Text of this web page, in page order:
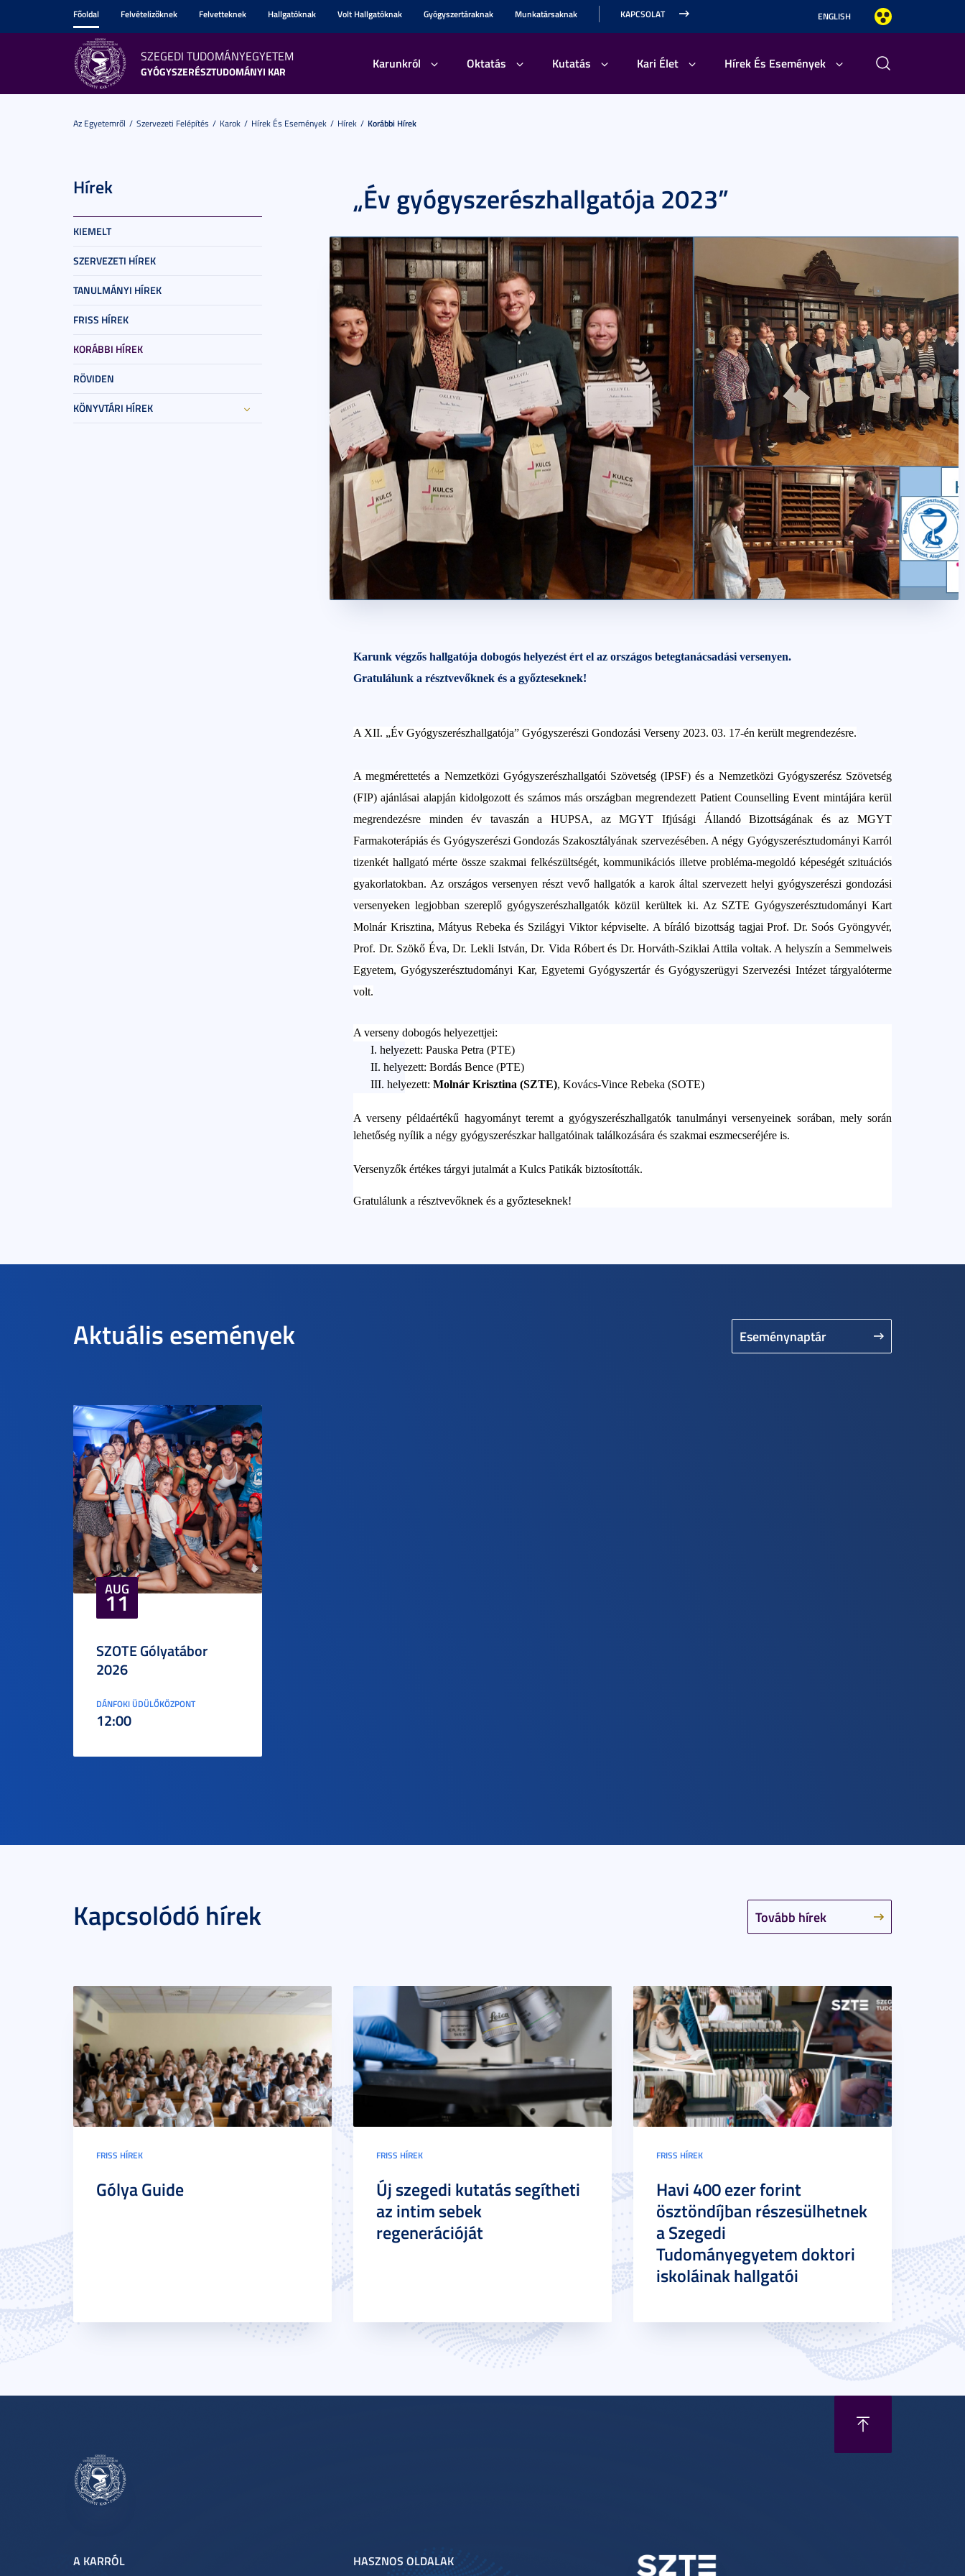
Főoldal Felvételizőknek Felvetteknek Hallgatóknak Volt Hallgatóknak Gyógyszertáraknak Munkatársaknak KAPCSOLAT ENGLISH
SZEGEDI TUDOMÁNYEGYETEM
GYÓGYSZERÉSZTUDOMÁNYI KAR Karunkról Oktatás Kutatás Kari Élet Hírek És Események
Az Egyetemről Szervezeti Felépítés Karok Hírek És Események Hírek Korábbi Hírek
Hírek
KIEMELT
SZERVEZETI HÍREK
TANULMÁNYI HÍREK
FRISS HÍREK
KORÁBBI HÍREK
RÖVIDEN
KÖNYVTÁRI HÍREK
„Év gyógyszerészhallgatója 2023”
Karunk végzős hallgatója dobogós helyezést ért el az országos betegtanácsadási versenyen.
Gratulálunk a résztvevőknek és a győzteseknek!
A XII. „Év Gyógyszerészhallgatója” Gyógyszerészi Gondozási Verseny 2023. 03. 17-én került megrendezésre.
A megmérettetés a Nemzetközi Gyógyszerészhallgatói Szövetség (IPSF) és a Nemzetközi Gyógyszerész Szövetség
(FIP) ajánlásai alapján kidolgozott és számos más országban megrendezett Patient Counselling Event mintájára kerül
megrendezésre minden év tavaszán a HUPSA, az MGYT Ifjúsági Állandó Bizottságának és az MGYT
Farmakoterápiás és Gyógyszerészi Gondozás Szakosztályának szervezésében. A négy Gyógyszerésztudományi Karról
tizenkét hallgató mérte össze szakmai felkészültségét, kommunikációs illetve probléma-megoldó képeségét szituációs
gyakorlatokban. Az országos versenyen részt vevő hallgatók a karok által szervezett helyi gyógyszerészi gondozási
versenyeken legjobban szereplő gyógyszerészhallgatók közül kerültek ki. Az SZTE Gyógyszerésztudományi Kart
Molnár Krisztina, Mátyus Rebeka és Szilágyi Viktor képviselte. A bíráló bizottság tagjai Prof. Dr. Soós Gyöngyvér,
Prof. Dr. Szökő Éva, Dr. Lekli István, Dr. Vida Róbert és Dr. Horváth-Sziklai Attila voltak. A helyszín a Semmelweis
Egyetem, Gyógyszerésztudományi Kar, Egyetemi Gyógyszertár és Gyógyszerügyi Szervezési Intézet tárgyalóterme
volt.
A verseny dobogós helyezettjei:
I. helyezett: Pauska Petra (PTE)
II. helyezett: Bordás Bence (PTE)
III. helyezett: Molnár Krisztina (SZTE), Kovács-Vince Rebeka (SOTE)
A verseny példaértékű hagyományt teremt a gyógyszerészhallgatók tanulmányi versenyeinek sorában, mely során
lehetőség nyílik a négy gyógyszerészkar hallgatóinak találkozására és szakmai eszmecseréjére is.
Versenyzők értékes tárgyi jutalmát a Kulcs Patikák biztosították.
Gratulálunk a résztvevőknek és a győzteseknek!
Aktuális események Eseménynaptár
AUG
11
SZOTE Gólyatábor
2026
DÁNFOKI ÜDÜLŐKÖZPONT
12:00
Kapcsolódó hírek Tovább hírek
FRISS HÍREK
Gólya Guide
FRISS HÍREK
Új szegedi kutatás segítheti
az intim sebek
regenerációját
FRISS HÍREK
Havi 400 ezer forint
ösztöndíjban részesülhetnek
a Szegedi
Tudományegyetem doktori
iskoláinak hallgatói
A KARRÓL HASZNOS OLDALAK